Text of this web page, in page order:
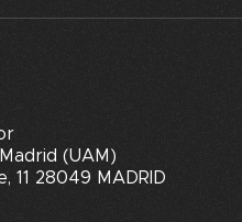
(UAM)
11 28049 MADRID